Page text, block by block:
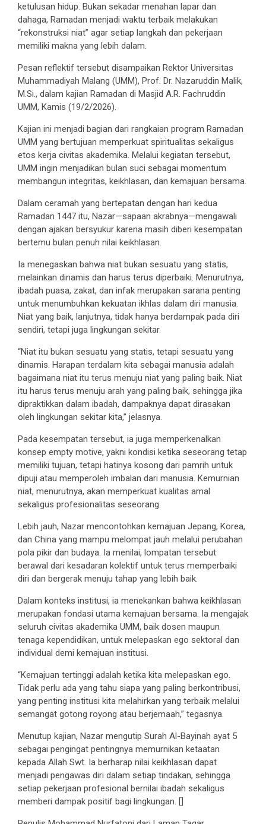
ketulusan hidup. Bukan sekadar menahan lapar dan
dahaga, Ramadan menjadi waktu terbaik melakukan
“rekonstruksi niat” agar setiap langkah dan pekerjaan
memiliki makna yang lebih dalam.
Pesan reflektif tersebut disampaikan Rektor Universitas
Muhammadiyah Malang (UMM), Prof. Dr. Nazaruddin Malik,
M.Si., dalam kajian Ramadan di Masjid A.R. Fachruddin
UMM, Kamis (19/2/2026).
Kajian ini menjadi bagian dari rangkaian program Ramadan
UMM yang bertujuan memperkuat spiritualitas sekaligus
etos kerja civitas akademika. Melalui kegiatan tersebut,
UMM ingin menjadikan bulan suci sebagai momentum
membangun integritas, keikhlasan, dan kemajuan bersama.
Dalam ceramah yang bertepatan dengan hari kedua
Ramadan 1447 itu, Nazar—sapaan akrabnya—mengawali
dengan ajakan bersyukur karena masih diberi kesempatan
bertemu bulan penuh nilai keikhlasan.
Ia menegaskan bahwa niat bukan sesuatu yang statis,
melainkan dinamis dan harus terus diperbaiki. Menurutnya,
ibadah puasa, zakat, dan infak merupakan sarana penting
untuk menumbuhkan kekuatan ikhlas dalam diri manusia.
Niat yang baik, lanjutnya, tidak hanya berdampak pada diri
sendiri, tetapi juga lingkungan sekitar.
“Niat itu bukan sesuatu yang statis, tetapi sesuatu yang
dinamis. Harapan terdalam kita sebagai manusia adalah
bagaimana niat itu terus menuju niat yang paling baik. Niat
itu harus terus menuju arah yang paling baik, sehingga jika
dipraktikkan dalam ibadah, dampaknya dapat dirasakan
oleh lingkungan sekitar kita,” jelasnya.
Pada kesempatan tersebut, ia juga memperkenalkan
konsep empty motive, yakni kondisi ketika seseorang tetap
memiliki tujuan, tetapi hatinya kosong dari pamrih untuk
dipuji atau memperoleh imbalan dari manusia. Kemurnian
niat, menurutnya, akan memperkuat kualitas amal
sekaligus profesionalitas seseorang.
Lebih jauh, Nazar mencontohkan kemajuan Jepang, Korea,
dan China yang mampu melompat jauh melalui perubahan
pola pikir dan budaya. Ia menilai, lompatan tersebut
berawal dari kesadaran kolektif untuk terus memperbaiki
diri dan bergerak menuju tahap yang lebih baik.
Dalam konteks institusi, ia menekankan bahwa keikhlasan
merupakan fondasi utama kemajuan bersama. Ia mengajak
seluruh civitas akademika UMM, baik dosen maupun
tenaga kependidikan, untuk melepaskan ego sektoral dan
individual demi kemajuan institusi.
“Kemajuan tertinggi adalah ketika kita melepaskan ego.
Tidak perlu ada yang tahu siapa yang paling berkontribusi,
yang penting institusi kita melahirkan yang terbaik melalui
semangat gotong royong atau berjemaah,” tegasnya.
Menutup kajian, Nazar mengutip Surah Al-Bayinah ayat 5
sebagai pengingat pentingnya memurnikan ketaatan
kepada Allah Swt. Ia berharap nilai keikhlasan dapat
menjadi pengawas diri dalam setiap tindakan, sehingga
setiap pekerjaan profesional bernilai ibadah sekaligus
memberi dampak positif bagi lingkungan. []